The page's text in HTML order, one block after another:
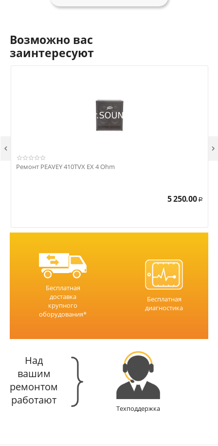
Возможно вас
заинтересуют
Ремонт PEAVEY 410TVX EX 4 Ohm
5 250.00 Р
 
Бесплатная
доставка
крупного
оборудования*
Бесплатная
диагностика
Над
вашим
ремонтом
работают
Техподдержка